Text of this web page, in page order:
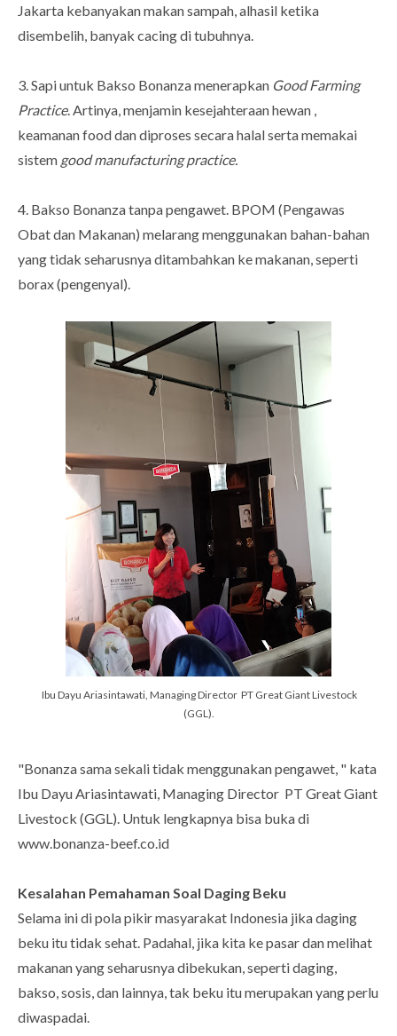
Jakarta kebanyakan makan sampah, alhasil ketika
disembelih, banyak cacing di tubuhnya.
3. Sapi untuk Bakso Bonanza menerapkan Good Farming
Practice. Artinya, menjamin kesejahteraan hewan ,
keamanan food dan diproses secara halal serta memakai
sistem good manufacturing practice.
4. Bakso Bonanza tanpa pengawet. BPOM (Pengawas
Obat dan Makanan) melarang menggunakan bahan-bahan
yang tidak seharusnya ditambahkan ke makanan, seperti
borax (pengenyal).
Ibu Dayu Ariasintawati, Managing Director PT Great Giant Livestock
(GGL).
"Bonanza sama sekali tidak menggunakan pengawet, " kata
Ibu Dayu Ariasintawati, Managing Director PT Great Giant
Livestock (GGL). Untuk lengkapnya bisa buka di
www.bonanza-beef.co.id
Kesalahan Pemahaman Soal Daging Beku
Selama ini di pola pikir masyarakat Indonesia jika daging
beku itu tidak sehat. Padahal, jika kita ke pasar dan melihat
makanan yang seharusnya dibekukan, seperti daging,
bakso, sosis, dan lainnya, tak beku itu merupakan yang perlu
diwaspadai.